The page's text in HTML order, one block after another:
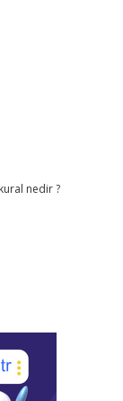
nedir ?